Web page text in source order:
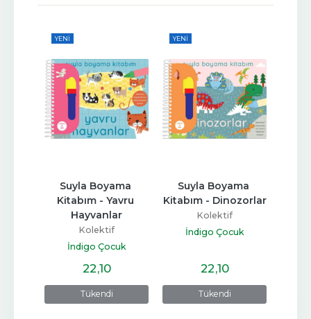
YENI
Tükendi
Suyla Boyama
Kitabım - Yavru
Hayvanlar
Kolektif
İndigo Çocuk
22,10
YENI
Tükendi
Suyla Boyama
Kitabım - Dinozorlar
Kolektif
İndigo Çocuk
22,10